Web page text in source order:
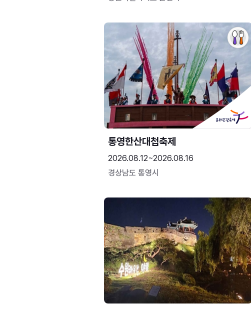
통영한산대첩축제
2026.08.12~2026.08.16
경상남도 통영시